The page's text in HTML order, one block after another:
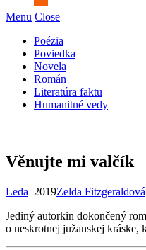
Menu Close
Poézia
Poviedka
Novela
Román
Literatúra faktu
Humanitné vedy
Věnujte mi valčík
Leda 2019Zelda Fitzgeraldová
Jediný autorkin dokončený
o neskrotnej južanskej kráske,